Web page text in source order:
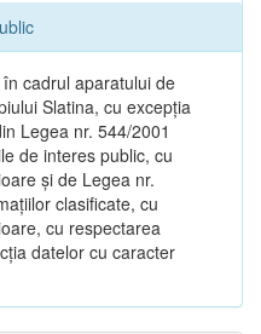
cadrul aparatului de
Slatina, cu excepția
Legea nr. 544/2001
de interes public, cu
și de Legea nr.
clasificate, cu
cu respectarea
datelor cu caracter